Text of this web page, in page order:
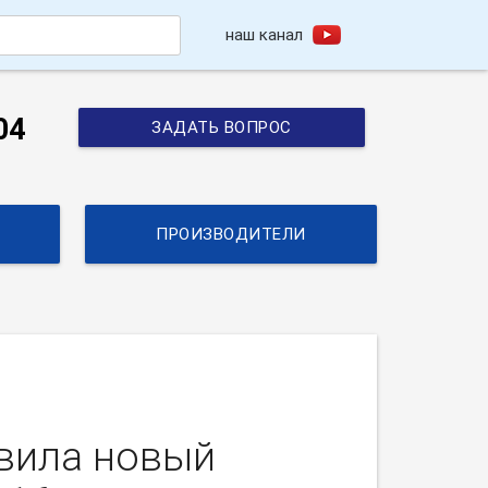
наш канал
ЗАДАТЬ ВОПРОС
ПРОИЗВОДИТЕЛИ
новый